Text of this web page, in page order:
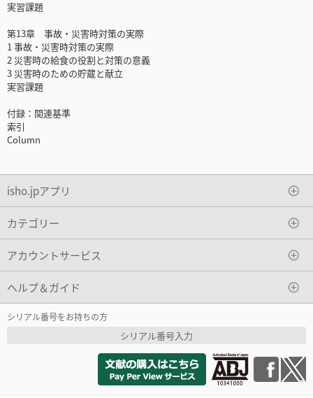
実習課題
第13章 事故・災害時対策の実際
1 事故・災害時対策の実際
2 災害時の給食の役割と対策の意義
3 災害時のための貯蔵と献立
実習課題
付録：関連基準
索引
Column
isho.jpアプリ
カテゴリー
アカウントサービス
ヘルプ＆ガイド
シリアル番号をお持ちの方
シリアル番号入力